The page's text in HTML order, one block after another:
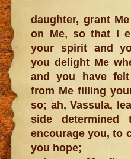
daughter, grant
on Me, so that I
your spirit and
you delight Me
and you have
from Me filling
so; ah, Vassula,
side
encourage you, to
you hope;